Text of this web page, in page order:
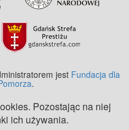
jest Fundacja dla
.
Pozostając na niej
ich używania.